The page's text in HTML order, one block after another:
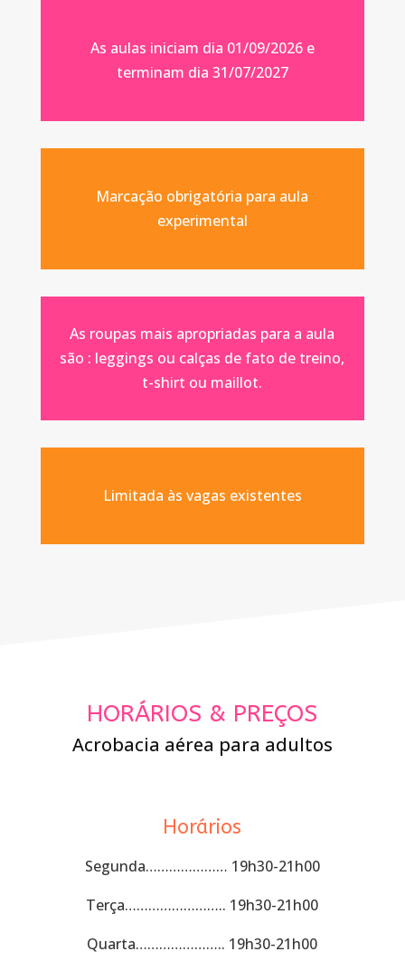
As aulas iniciam dia 01/09/2026 e
terminam dia 31/07/2027
Marcação obrigatória para aula
experimental
As roupas mais apropriadas para a aula
são : leggings ou calças de fato de treino,
t-shirt ou maillot.
Limitada às vagas existentes
HORÁRIOS & PREÇOS
Acrobacia aérea para adultos
Horários
Segunda………………… 19h30-21h00
Terça…………………….. 19h30-21h00
Quarta………………….. 19h30-21h00